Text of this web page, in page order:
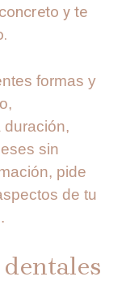
y te
formas y
duración,
sin
pide
de tu